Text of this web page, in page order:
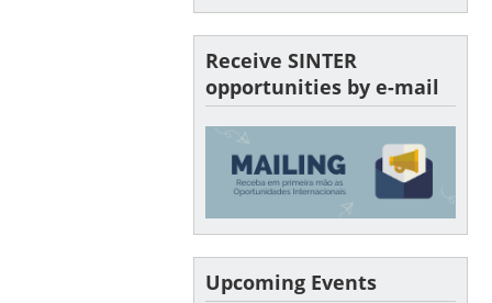
Receive SINTER
opportunities by e-mail
Upcoming Events